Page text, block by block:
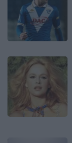
Image